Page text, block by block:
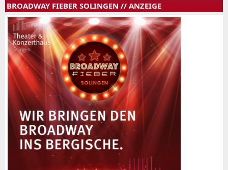
BROADWAY FIEBER SOLINGEN // ANZEIGE